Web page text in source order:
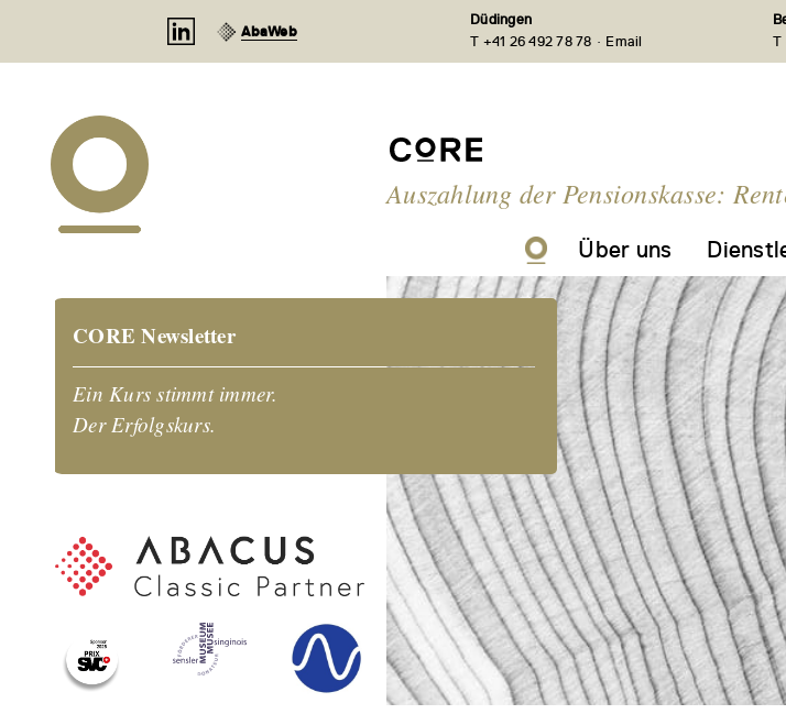
AbaWeb
Düdingen
T +41 26 492 78 78 · Email
T
Auszahlung der Pensionskasse:
Über uns
CORE Newsletter
Ein Kurs stimmt immer.
Der Erfolgskurs.